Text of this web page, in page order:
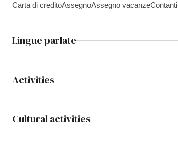
Carta di creditoAssegnoAssegno vacanzeContanti
Lingue parlate
Activities
Cultural activities